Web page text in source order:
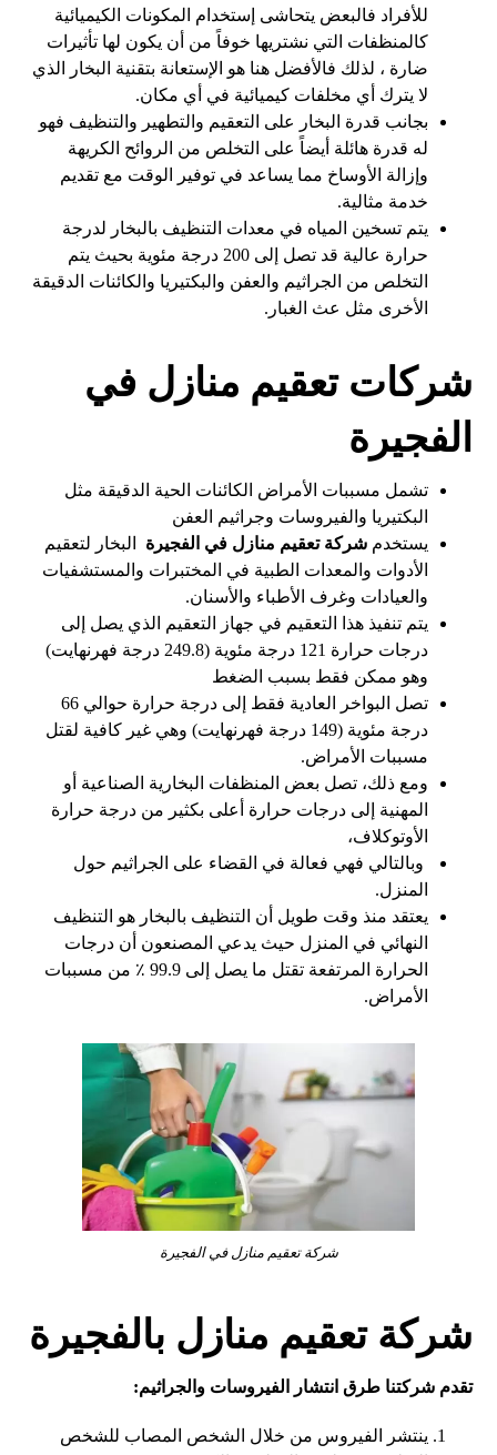
للأفراد فالبعض يتحاشى إستخدام المكونات الكيميائية
كالمنظفات التي نشتريها خوفاً من أن يكون لها تأثيرات
ضارة ، لذلك فالأفضل هنا هو الإستعانة بتقنية البخار الذي
لا يترك أي مخلفات كيميائية في أي مكان.
بجانب قدرة البخار على التعقيم والتطهير والتنظيف فهو
له قدرة هائلة أيضاً على التخلص من الروائح الكريهة
وإزالة الأوساخ مما يساعد في توفير الوقت مع تقديم
خدمة مثالية.
يتم تسخين المياه في معدات التنظيف بالبخار لدرجة
حرارة عالية قد تصل إلى 200 درجة مئوية بحيث يتم
التخلص من الجراثيم والعفن والبكتيريا والكائنات الدقيقة
الأخرى مثل عث الغبار.
شركات تعقيم منازل في
الفجيرة
تشمل مسببات الأمراض الكائنات الحية الدقيقة مثل
البكتيريا والفيروسات وجراثيم العفن
يستخدمشركة تعقيم منازل في الفجيرة
البخار لتعقيم
الأدوات والمعدات الطبية في المختبرات والمستشفيات
والعيادات وغرف الأطباء والأسنان.
يتم تنفيذ هذا التعقيم في جهاز التعقيم الذي يصل إلى
درجات حرارة 121 درجة مئوية (249.8 درجة فهرنهايت)
وهو ممكن فقط بسبب الضغط
تصل البواخر العادية فقط إلى درجة حرارة حوالي 66
درجة مئوية (149 درجة فهرنهايت) وهي غير كافية لقتل
مسببات الأمراض.
ومع ذلك، تصل بعض المنظفات البخارية الصناعية أو
المهنية إلى درجات حرارة أعلى بكثير من درجة حرارة
الأوتوكلاف،
وبالتالي فهي فعالة في القضاء على الجراثيم حول
المنزل.
يعتقد منذ وقت طويل أن التنظيف بالبخار هو التنظيف
النهائي في المنزل حيث يدعي المصنعون أن درجات
الحرارة المرتفعة تقتل ما يصل إلى 99.9 ٪ من مسببات
الأمراض.
شركة تعقيم منازل في الفجيرة
شركة تعقيم منازل بالفجيرة
تقدم شركتنا طرق انتشار الفيروسات والجراثيم:
ينتشر الفيروس من خلال الشخص المصاب للشخص